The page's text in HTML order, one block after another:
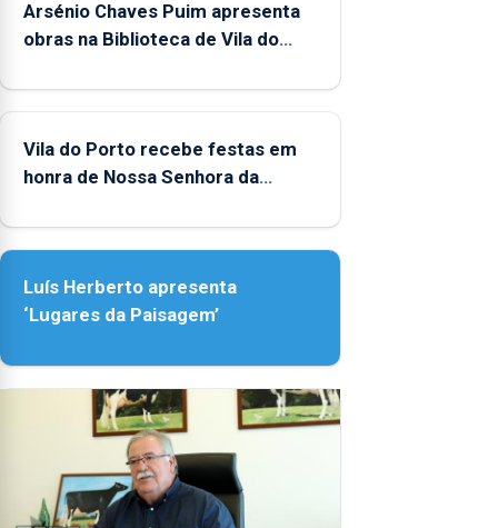
Arsénio Chaves Puim apresenta
obras na Biblioteca de Vila do
Vila do Porto recebe festas em
honra de Nossa Senhora da
Luís Herberto apresenta
‘Lugares da Paisagem’